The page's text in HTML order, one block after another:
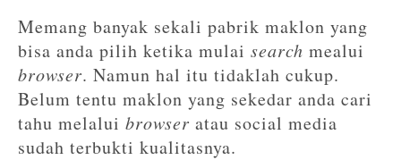
Memang banyak sekali pabrik maklon yang
bisa anda pilih ketika mulai search mealui
browser. Namun hal itu tidaklah cukup.
Belum tentu maklon yang sekedar anda cari
tahu melalui browser atau social media
sudah terbukti kualitasnya.